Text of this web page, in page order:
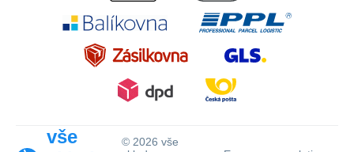
vše
© 2026 vše